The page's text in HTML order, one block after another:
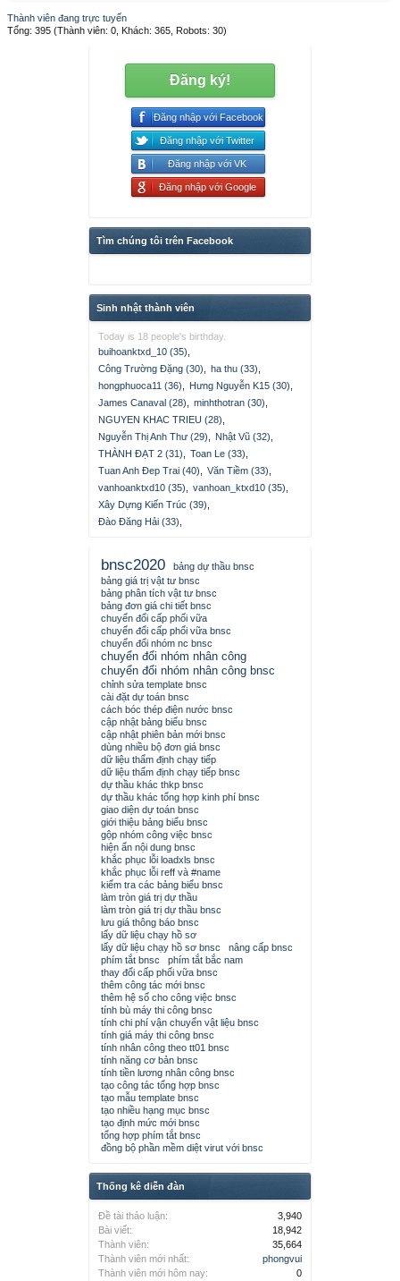
Thành viên đang trực tuyến
Tổng: 395 (Thành viên: 0, Khách: 365, Robots: 30)
Đăng ký!
Đăng nhập với Facebook
Đăng nhập với Twitter
Đăng nhập với VK
Đăng nhập với Google
Tìm chúng tôi trên Facebook
Sinh nhật thành viên
Today is 18 people's birthday.
buihoanktxd_10 (35)
Công Trường Đặng (30)
ha thu (33)
hongphuoca11 (36)
Hưng Nguyễn K15 (30)
James Canaval (28)
minhthotran (30)
NGUYEN KHAC TRIEU (28)
Nguyễn Thị Anh Thư (29)
Nhật Vũ (32)
THÀNH ĐẠT 2 (31)
Toan Le (33)
Tuan Anh Đep Trai (40)
Văn Tiềm (33)
vanhoanktxd10 (35)
vanhoan_ktxd10 (35)
Xây Dựng Kiến Trúc (39)
Đào Đăng Hải (33)
bnsc2020
bảng dự thầu bnsc
bảng giá trị vật tư bnsc
bảng phân tích vật tư bnsc
bảng đơn giá chi tiết bnsc
chuyển đổi cấp phối vữa
chuyển đổi cấp phối vữa bnsc
chuyển đổi nhóm nc bnsc
chuyển đổi nhóm nhân công
chuyển đổi nhóm nhân công bnsc
chỉnh sửa template bnsc
cài đặt dự toán bnsc
cách bóc thép điện nước bnsc
cập nhật bảng biểu bnsc
cập nhật phiên bản mới bnsc
dùng nhiều bộ đơn giá bnsc
dữ liệu thẩm định chạy tiếp
dữ liệu thẩm định chạy tiếp bnsc
dự thầu khác thkp bnsc
dự thầu khác tổng hợp kinh phí bnsc
giao diện dự toán bnsc
giới thiệu bảng biểu bnsc
gộp nhóm công việc bnsc
hiện ẩn nội dung bnsc
khắc phục lỗi loadxls bnsc
khắc phục lỗi reff và #name
kiểm tra các bảng biểu bnsc
làm tròn giá trị dự thầu
làm tròn giá trị dự thầu bnsc
lưu giá thông báo bnsc
lấy dữ liệu chạy hồ sơ
lấy dữ liệu chạy hồ sơ bnsc
nâng cấp bnsc
phím tắt bnsc
phím tắt bắc nam
thay đổi cấp phối vữa bnsc
thêm công tác mới bnsc
thêm hệ số cho công việc bnsc
tính bù máy thi công bnsc
tính chi phí vận chuyển vật liệu bnsc
tính giá máy thi công bnsc
tính nhân công theo tt01 bnsc
tính năng cơ bản bnsc
tính tiền lương nhân công bnsc
tạo công tác tổng hợp bnsc
tạo mẫu template bnsc
tạo nhiều hạng mục bnsc
tạo định mức mới bnsc
tổng hợp phím tắt bnsc
đồng bộ phần mềm diệt virut với bnsc
Thống kê diễn đàn
Đề tài thảo luận:
3,940
Bài viết:
18,942
Thành viên:
35,664
Thành viên mới nhất:
phongvui
Thành viên mới hôm nay:
0